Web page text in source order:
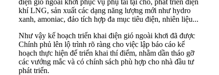
khí LNG, sản xuất các dạng năng lượng mới như hydro
xanh, amoniac, đảo tích hợp đa mục tiêu điện, nhiên liệu...
Như vậy kế hoạch triển khai điện gió ngoài khơi đã được
Chính phủ lên lộ trình rõ ràng cho việc lập báo cáo kế
hoạch thực hiện để triển khai thí điểm, nhằm dần tháo gỡ
các vướng mắc và có chính sách phù hợp cho nhà đầu tư
phát triển.